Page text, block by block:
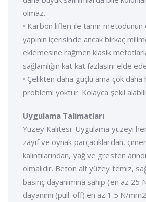
olmaz.
• Karbon lifleri ile tamir metodunun
yapının içerisinde ancak birkaç
eklemesine rağmen klasik
sağlamlığın kat kat fazlasını elde
• Çelikten daha güçlü ama çok
problemi yoktur. Kolayca şekil
Uygulama Talimatları
Yüzey Kalitesi: Uygulama yüzeyi
zayıf ve oynak parçacıklardan,
kalıntılarından, yağ ve gresten
olmalıdır. Beton alt yüzey temiz,
basınç dayanımına sahip (en az
dayanımı (pull-off) en az 1.5 N/